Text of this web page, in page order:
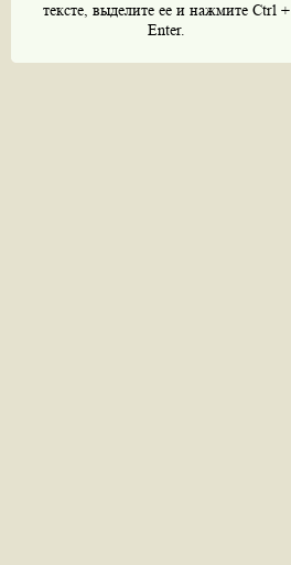
тексте, выделите ее и нажмите Ctrl +
Enter.